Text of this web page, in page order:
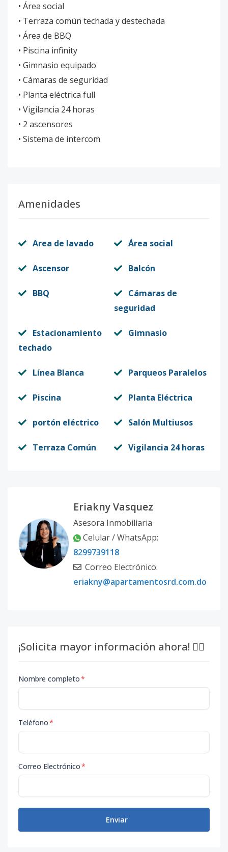
• Área social
• Terraza común techada y destechada
• Área de BBQ
• Piscina infinity
• Gimnasio equipado
• Cámaras de seguridad
• Planta eléctrica full
• Vigilancia 24 horas
• 2 ascensores
• Sistema de intercom
Amenidades
Area de lavado Área social
Ascensor Balcón
BBQ
Cámaras de
seguridad
Estacionamiento
techado
Gimnasio
Línea Blanca Parqueos Paralelos
Piscina Planta Eléctrica
portón eléctrico Salón Multiusos
Terraza Común Vigilancia 24 horas
Eriakny Vasquez
Asesora Inmobiliaria
Celular / WhatsApp:
8299739118
Correo Electrónico:
eriakny@apartamentosrd.com.do
¡Solicita mayor información ahora! 👇🏽
Nombre completo*
Teléfono*
Correo Electrónico*
Enviar